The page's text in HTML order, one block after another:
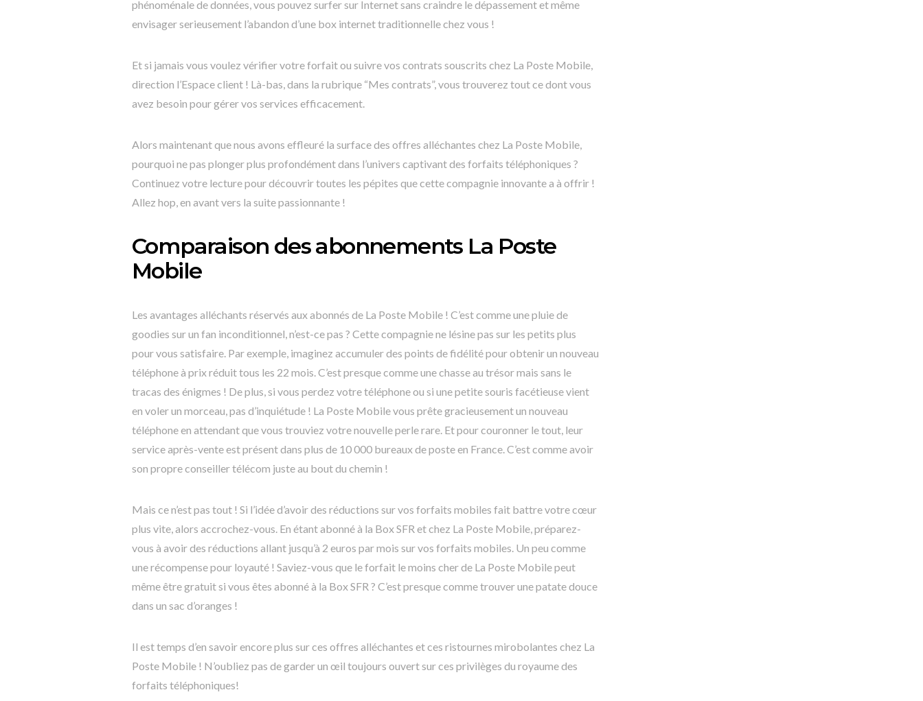
phénoménale de données, vous pouvez surfer sur Internet sans craindre le dépassement et même
envisager serieusement l’abandon d’une box internet traditionnelle chez vous !
Et si jamais vous voulez vérifier votre forfait ou suivre vos contrats souscrits chez La Poste Mobile,
direction l’Espace client ! Là-bas, dans la rubrique “Mes contrats”, vous trouverez tout ce dont vous
avez besoin pour gérer vos services efficacement.
Alors maintenant que nous avons effleuré la surface des offres alléchantes chez La Poste Mobile,
pourquoi ne pas plonger plus profondément dans l’univers captivant des forfaits téléphoniques ?
Continuez votre lecture pour découvrir toutes les pépites que cette compagnie innovante a à offrir !
Allez hop, en avant vers la suite passionnante !
Comparaison des abonnements La Poste
Mobile
Les avantages alléchants réservés aux abonnés de La Poste Mobile ! C’est comme une pluie de
goodies sur un fan inconditionnel, n’est-ce pas ? Cette compagnie ne lésine pas sur les petits plus
pour vous satisfaire. Par exemple, imaginez accumuler des points de fidélité pour obtenir un nouveau
téléphone à prix réduit tous les 22 mois. C’est presque comme une chasse au trésor mais sans le
tracas des énigmes ! De plus, si vous perdez votre téléphone ou si une petite souris facétieuse vient
en voler un morceau, pas d’inquiétude ! La Poste Mobile vous prête gracieusement un nouveau
téléphone en attendant que vous trouviez votre nouvelle perle rare. Et pour couronner le tout, leur
service après-vente est présent dans plus de 10 000 bureaux de poste en France. C’est comme avoir
son propre conseiller télécom juste au bout du chemin !
Mais ce n’est pas tout ! Si l’idée d’avoir des réductions sur vos forfaits mobiles fait battre votre cœur
plus vite, alors accrochez-vous. En étant abonné à la Box SFR et chez La Poste Mobile, préparez-
vous à avoir des réductions allant jusqu’à 2 euros par mois sur vos forfaits mobiles. Un peu comme
une récompense pour loyauté ! Saviez-vous que le forfait le moins cher de La Poste Mobile peut
même être gratuit si vous êtes abonné à la Box SFR ? C’est presque comme trouver une patate douce
dans un sac d’oranges !
Il est temps d’en savoir encore plus sur ces offres alléchantes et ces ristournes mirobolantes chez La
Poste Mobile ! N’oubliez pas de garder un œil toujours ouvert sur ces privilèges du royaume des
forfaits téléphoniques!